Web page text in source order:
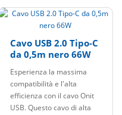
Cavo USB 2.0 Tipo-C
da 0,5m nero 66W
Esperienza la massima
compatibilità e l'alta
efficienza con il cavo Onit
USB. Questo cavo di alta